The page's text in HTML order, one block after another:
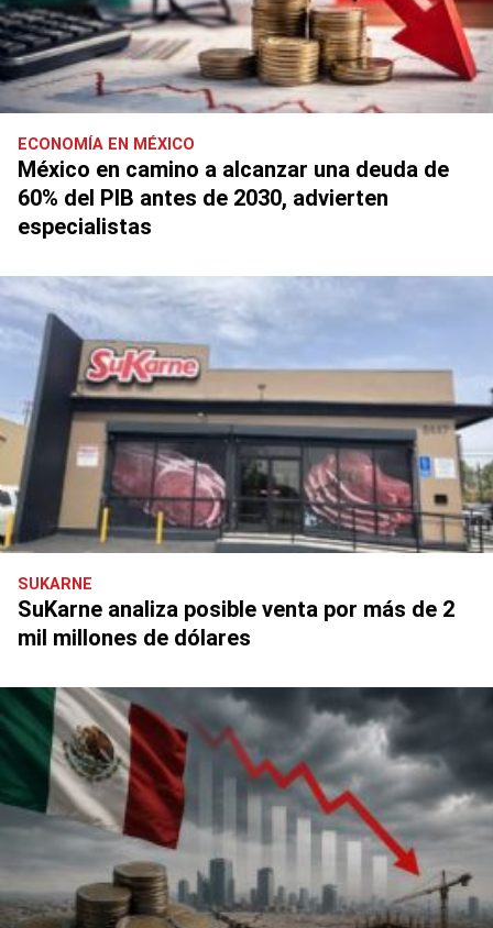
ECONOMÍA EN MÉXICO
México en camino a alcanzar una deuda de
60% del PIB antes de 2030, advierten
especialistas
SUKARNE
SuKarne analiza posible venta por más de 2
mil millones de dólares